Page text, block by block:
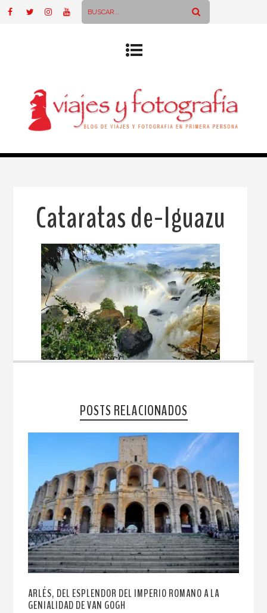
Cataratas de-Iguazu
POSTS RELACIONADOS
ARLÉS, DEL ESPLENDOR DEL IMPERIO ROMANO A LA
GENIALIDAD DE VAN GOGH